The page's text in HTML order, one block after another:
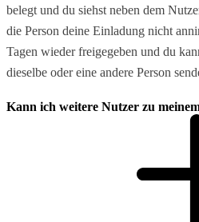
belegt und du siehst neben dem
die Person deine Einladung nicht
Tagen wieder freigegeben und du
dieselbe oder eine andere Person
Kann ich weitere Nutzer zu